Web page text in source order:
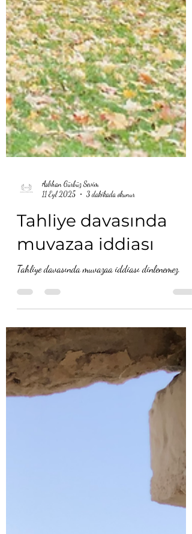
Aslıhan Gürbüz Sevim
11 Eyl 2025
3 dakikada okunur
Tahliye davasında
muvazaa iddiası